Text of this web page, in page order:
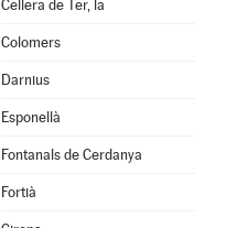
Cellera de Ter, la
Colomers
Darnius
Esponellà
Fontanals de Cerdanya
Fortià